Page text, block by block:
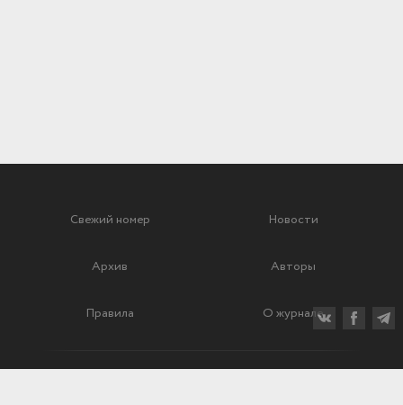
Свежий номер Новости
Архив Авторы
Правила О журнале